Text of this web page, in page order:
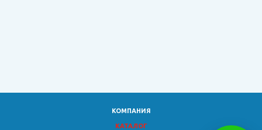
КОМПАНИЯ
КАТАЛОГ